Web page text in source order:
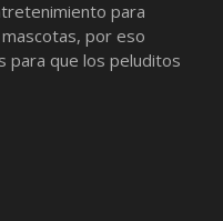
para
por eso
para que los peluditos